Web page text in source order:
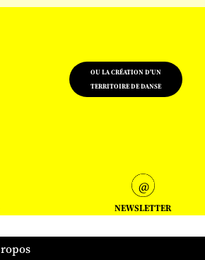
OU LA CRÉATION D'UN
TERRITOIRE DE DANSE
NEWSLETTER